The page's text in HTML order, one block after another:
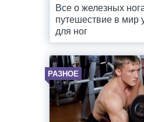
Все о железных
путешествие в мир
для ног
РАЗНОЕ